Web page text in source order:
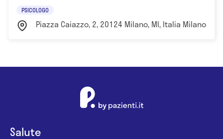
PSICOLOGO
Piazza Caiazzo, 2, 20124 Milano, MI, Italia Milano
Salute